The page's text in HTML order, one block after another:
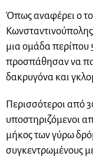
Όπως αναφέρει ο
μια ομάδα περίπου
προσπάθησαν να
δακρυγόνα και
Περισσότεροι από
υποστηριζόμενοι
μήκος των γύρω
συγκεντρωμένους